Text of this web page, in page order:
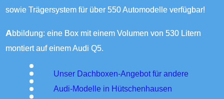
sowie Trägersystem für über 550 Automodelle verfügbar!
Abbildung: eine Box mit einem Volumen von 530 Litern
montiert auf einem Audi Q5.
Unser Dachboxen-Angebot für andere
Audi-Modelle in Hütschenhausen